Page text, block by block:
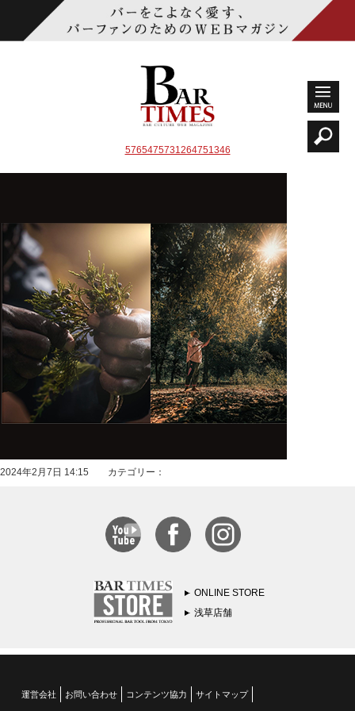
5765475731264751346
2024年2月7日 14:15 カテゴリー：
ONLINE STORE
浅草店舗
運営会社 お問い合わせ コンテンツ協力 サイトマップ